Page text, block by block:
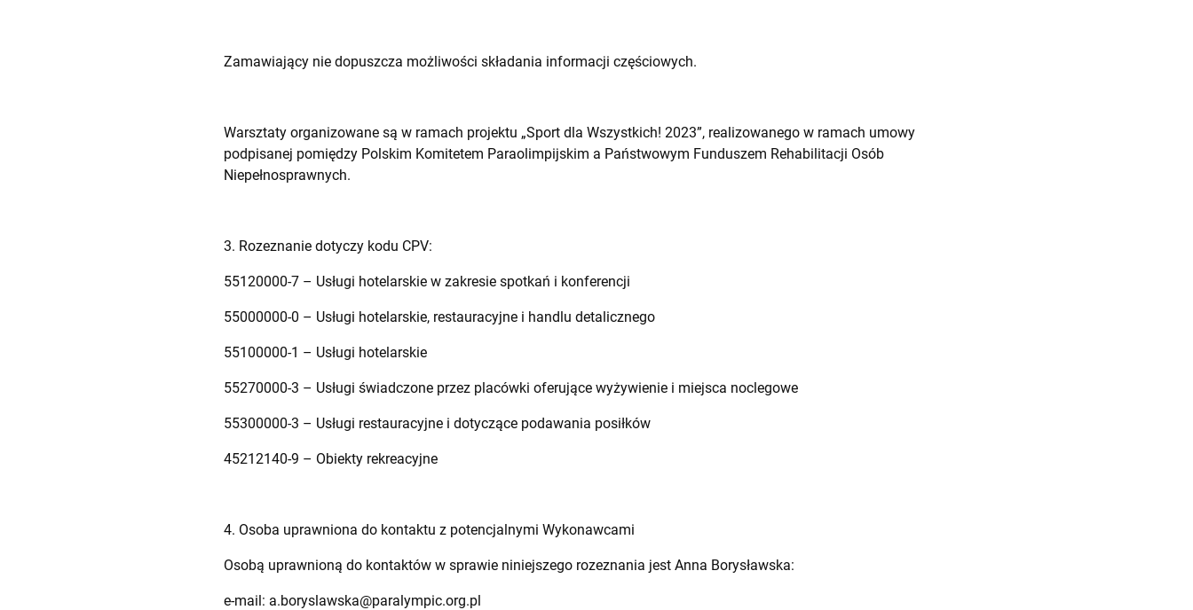
Zamawiający nie dopuszcza możliwości składania informacji częściowych.
Warsztaty organizowane są w ramach projektu „Sport dla Wszystkich! 2023”, realizowanego w ramach umowy
podpisanej pomiędzy Polskim Komitetem Paraolimpijskim a Państwowym Funduszem Rehabilitacji Osób
Niepełnosprawnych.
3. Rozeznanie dotyczy kodu CPV:
55120000-7 – Usługi hotelarskie w zakresie spotkań i konferencji
55000000-0 – Usługi hotelarskie, restauracyjne i handlu detalicznego
55100000-1 – Usługi hotelarskie
55270000-3 – Usługi świadczone przez placówki oferujące wyżywienie i miejsca noclegowe
55300000-3 – Usługi restauracyjne i dotyczące podawania posiłków
45212140-9 – Obiekty rekreacyjne
4. Osoba uprawniona do kontaktu z potencjalnymi Wykonawcami
Osobą uprawnioną do kontaktów w sprawie niniejszego rozeznania jest Anna Borysławska:
e-mail: a.boryslawska@paralympic.org.pl